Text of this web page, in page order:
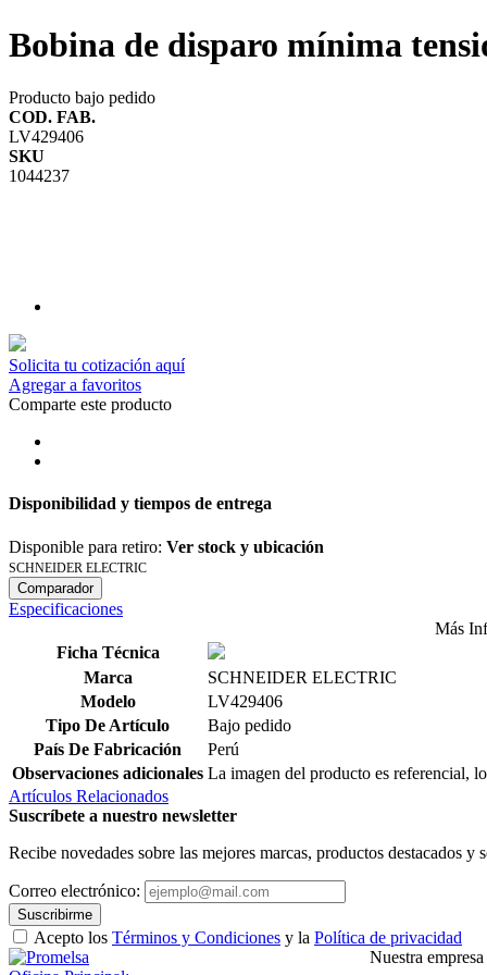
Bobina de disparo mínima
Producto bajo pedido
COD. FAB.
LV429406
SKU
1044237
Solicita tu cotización aquí
Agregar a favoritos
Comparte este producto
Disponibilidad y tiempos de entrega
Disponible para retiro: Ver stock y ubicación
SCHNEIDER ELECTRIC
Comparador
Especificaciones
Más
Ficha Técnica
Marca
SCHNEIDER ELECTRIC
Modelo
LV429406
Tipo De Artículo
Bajo pedido
País De Fabricación
Perú
Observaciones adicionales La imagen del producto es referencial,
Artículos Relacionados
Suscríbete a nuestro newsletter
Recibe novedades sobre las mejores marcas, productos destacados y
Correo electrónico:
Suscribirme
Acepto los Términos y Condiciones y la Política de privacidad
Nuestra empresa